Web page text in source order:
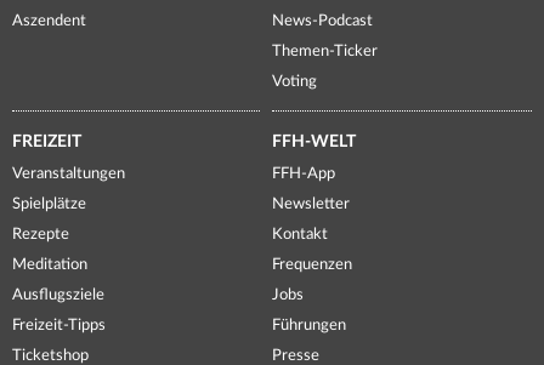
Aszendent
News-Podcast
Themen-Ticker
Voting
FREIZEIT
Veranstaltungen
Spielplätze
Rezepte
Meditation
Ausflugsziele
Freizeit-Tipps
Ticketshop
FFH-WELT
FFH-App
Newsletter
Kontakt
Frequenzen
Jobs
Führungen
Presse